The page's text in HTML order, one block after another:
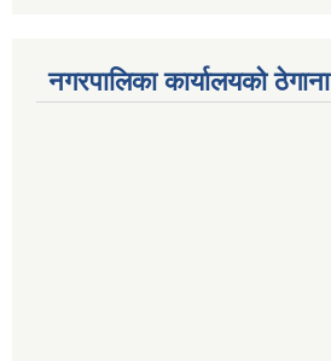
देव विकास बैंक, जलविरे
011403051
नगरपालिका कार्यालयको ठेगाना